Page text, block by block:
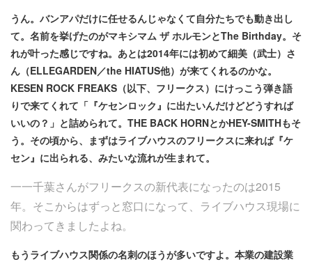
うん。バンアパだけに任せるんじゃなくて自分たちでも動き出し
て。名前を挙げたのがマキシマム ザ ホルモンとThe Birthday。そ
れが叶った感じですね。あとは2014年には初めて細美（武士）さ
ん（ELLEGARDEN／the HIATUS他）が来てくれるのかな。
KESEN ROCK FREAKS（以下、フリークス）にけっこう弾き語
りで来てくれて「『ケセンロック』に出たいんだけどどうすれば
いいの？」と詰められて。THE BACK HORNとかHEY-SMITHもそ
う。その頃から、まずはライブハウスのフリークスに来れば『ケ
セン』に出られる、みたいな流れが生まれて。
一一千葉さんがフリークスの新代表になったのは2015
年。そこからはずっと窓口になって、ライブハウス現場に
関わってきましたよね。
もうライブハウス関係の名刺のほうが多いですよ。本業の建設業